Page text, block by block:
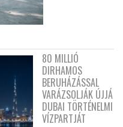
80 MILLIÓ
DIRHAMOS
BERUHÁZÁSSAL
VARÁZSOLJÁK ÚJJÁ
DUBAI TÖRTÉNELMI
VÍZPARTJÁT